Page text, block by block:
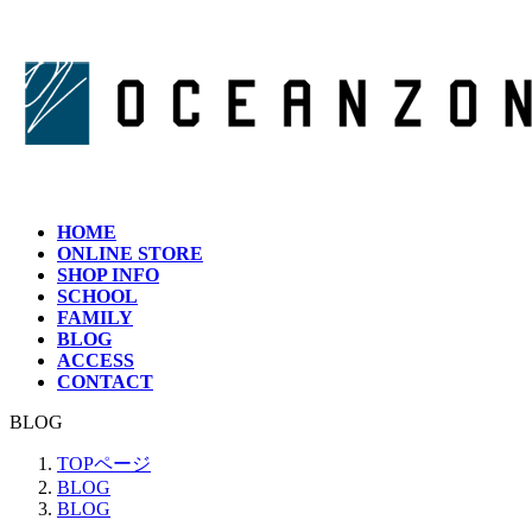
テ
ン
へ
ゲ
ー
ョ
HOME
ONLINE STORE
SHOP INFO
SCHOOL
FAMILY
BLOG
ACCESS
CONTACT
BLOG
TOPページ
BLOG
BLOG